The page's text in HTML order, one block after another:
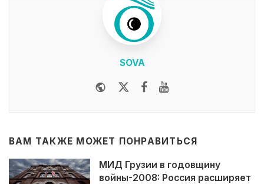
SOVA
WebsiteTwitterFacebook
ВАМ ТАКЖЕ МОЖЕТ ПОНРАВИТЬСЯ
МИД Грузии в годовщину
войны-2008: Россия расширяет